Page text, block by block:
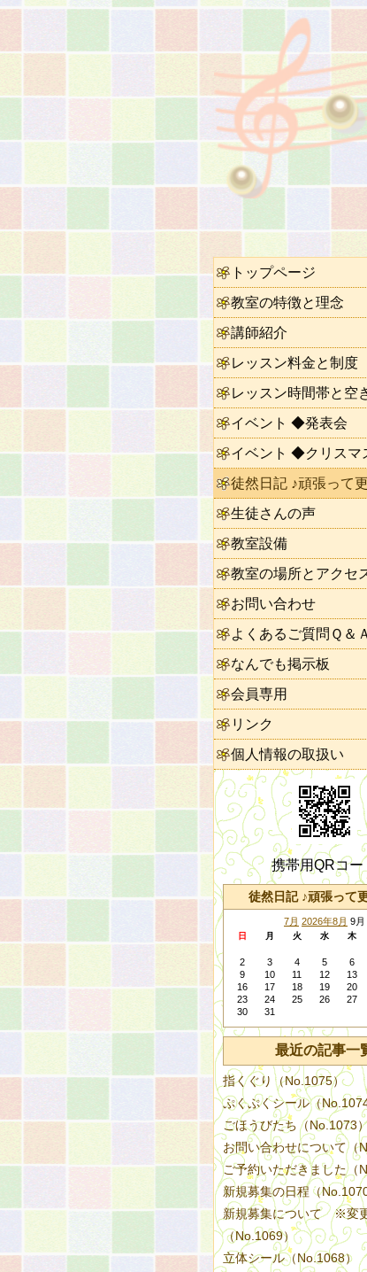
トップページ
教室の特徴と理念
講師紹介
レッスン料金と制度
レッスン時間帯と空
イベント ◆発表会
イベント ◆クリスマ
徒然日記 ♪頑張って
生徒さんの声
教室設備
教室の場所とアクセ
お問い合わせ
よくあるご質問Ｑ＆Ａ
なんでも掲示板
会員専用
リンク
個人情報の取扱い
携帯用QRコー
徒然日記 ♪頑張って
7月 2026年8月 9月
日 月 火 水 木
2
3 4 5 6
9
10 11 12 13
16
17 18 19 20
23
24 25 26 27
30
31
最近の記事一
指くぐり（No.1075）
ぷくぷくシール（
ごほうびたち（No.1073
お問い合わせについて（
ご予約いただきました（
新規募集の日程（
新規募集について ※変
（No.1069）
立体シール（No.1068）